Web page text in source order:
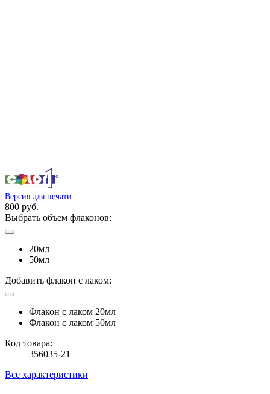
Версия для печати
800 руб.
Выбрать объем флаконов:
20мл
50мл
Добавить флакон с лаком:
Флакон с лаком 20мл
Флакон с лаком 50мл
Код товара:
356035-21
Все характеристики